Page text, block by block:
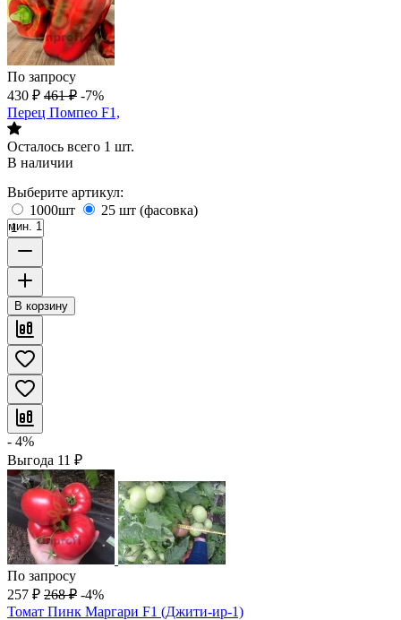
По запросу
430 ₽ 461 ₽ -7%
Перец Помпео F1,
Осталось всего 1 шт.
В наличии
Выберите артикул:
1000шт
25 шт (фасовка)
мин. 1
В корзину
- 4%
Выгода 11 ₽
По запросу
257 ₽ 268 ₽ -4%
Томат Пинк Маргари F1 (Джити-ир-1)